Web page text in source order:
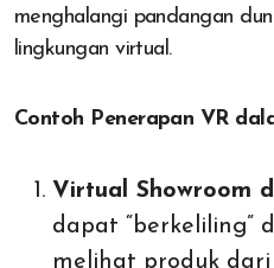
menghalangi pandangan
lingkungan virtual.
Contoh Penerapan VR
Virtual Showroom
dapat “berkeliling”
melihat produk